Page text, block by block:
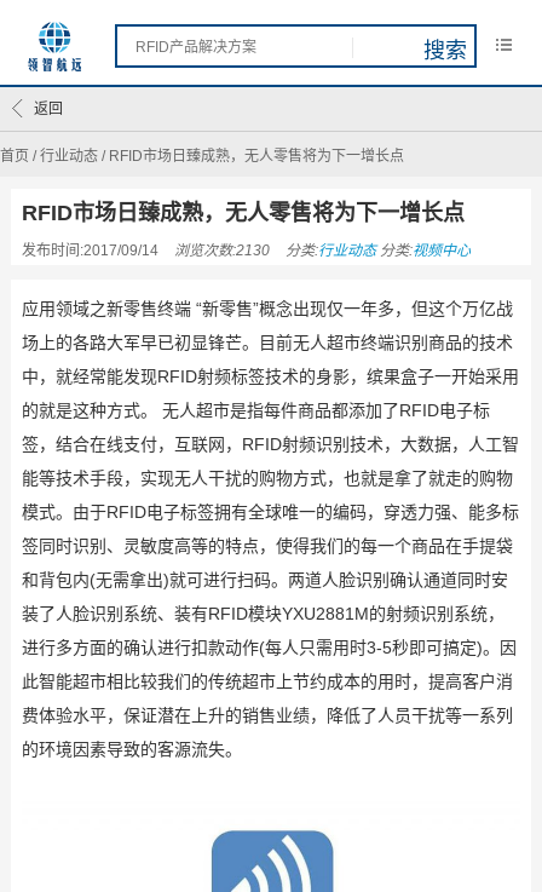
首页 /行业动态 / RFID市场日臻成熟，无人零售将为下一增长点
返回
RFID市场日臻成熟，无人零售将为下一增长点
发布时间:2017/09/14 浏览次数:2130 分类:行业动态分类:视频中心
应用领域之新零售终端 “新零售”概念出现仅一年多，但这个万亿战
场上的各路大军早已初显锋芒。目前无人超市终端识别商品的技术
中，就经常能发现RFID射频标签技术的身影，缤果盒子一开始采用
的就是这种方式。 无人超市是指每件商品都添加了RFID电子标
签，结合在线支付，互联网，RFID射频识别技术，大数据，人工智
能等技术手段，实现无人干扰的购物方式，也就是拿了就走的购物
模式。由于RFID电子标签拥有全球唯一的编码，穿透力强、能多标
签同时识别、灵敏度高等的特点，使得我们的每一个商品在手提袋
和背包内(无需拿出)就可进行扫码。两道人脸识别确认通道同时安
装了人脸识别系统、装有RFID模块YXU2881M的射频识别系统，
进行多方面的确认进行扣款动作(每人只需用时3-5秒即可搞定)。因
此智能超市相比较我们的传统超市上节约成本的用时，提高客户消
费体验水平，保证潜在上升的销售业绩，降低了人员干扰等一系列
的环境因素导致的客源流失。